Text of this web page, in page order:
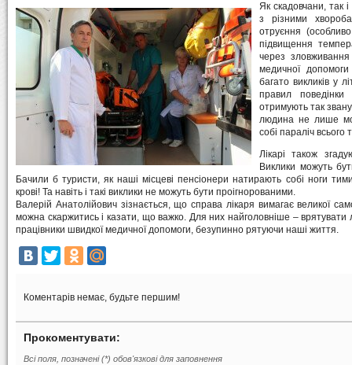
Як скадовчани, так
з різними
отруєння
підвищення
через зловживання
медичної
багато викликів у
правил
отримують так
людина не лише
собі параліч всього
Лікарі також
Виклики можуть
Бачили б туристи, як наші місцеві пенсіонери натирають собі ноги
крові! Та навіть і такі виклики не можуть бути проігнорованими.
Валерій Анатолійович зізнається, що справа лікаря вимагає великої
можна скаржитись і казати, що важко. Для них найголовніше –
працівники швидкої медичної допомоги, безупинно рятуючи наші життя.
Коментарів немає, будьте першим!
Прокоментувати:
Всі поля, позначені (*) обов'язкові для заповнення